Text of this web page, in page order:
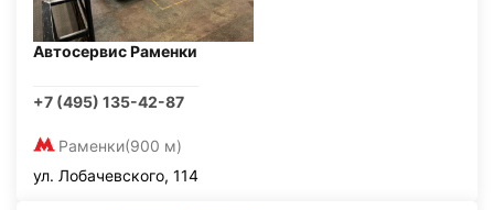
Автосервис Раменки
+7 (495) 135-42-87
Раменки(900 м)
ул. Лобачевского, 114